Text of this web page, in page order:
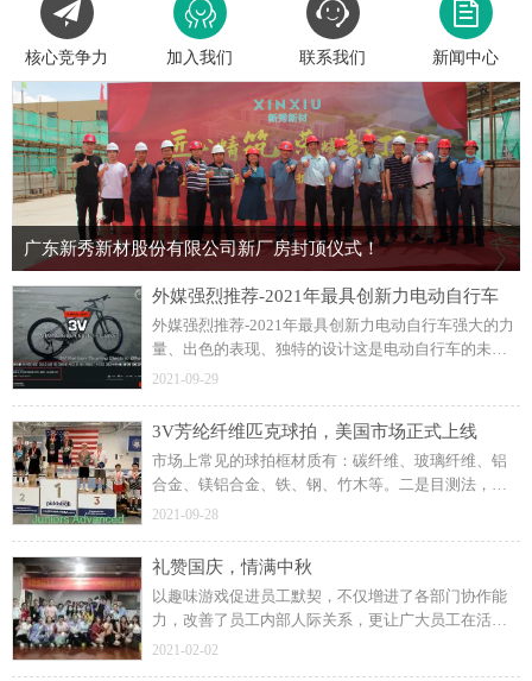
核心竞争力 加入我们 联系我们 新闻中心
广东新秀新材股份有限公司新厂房封顶仪式！
外媒强烈推荐-2021年最具创新力电动自行车
外媒强烈推荐-2021年最具创新力电动自行车强大的力
量、出色的表现、独特的设计这是电动自行车的未
来。科技结合碳纤维与芳纶纤维高端碳纤维自行车备
适至上。
2021-09-29
3V芳纶纤维匹克球拍，美国市场正式上线
市场上常见的球拍框材质有：碳纤维、玻璃纤维、铝
合金、镁铝合金、铁、钢、竹木等。二是目测法，看
看靠近拍面部分是否有黑层，是否有微锯齿状，芳纶
锯齿状。
2021-09-28
礼赞国庆，情满中秋
以趣味游戏促进员工默契，不仅增进了各部门协作能
力，改善了员工内部人际关系，更让广大员工在活动
中积极思考、创新，增添了节日的乐趣，受到公司员
2021-02-02